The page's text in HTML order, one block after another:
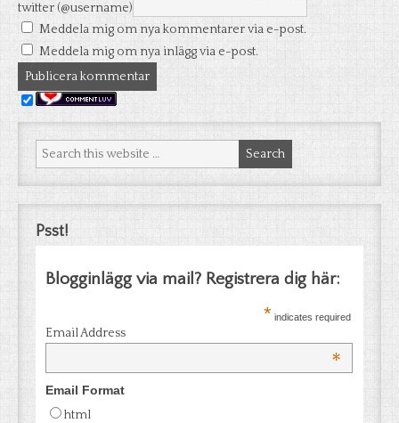
twitter (@username)
Meddela mig om nya kommentarer via e-post.
Meddela mig om nya inlägg via e-post.
Psst!
Blogginlägg via mail? Registrera dig här:
* indicates required
Email Address
*
Email Format
html